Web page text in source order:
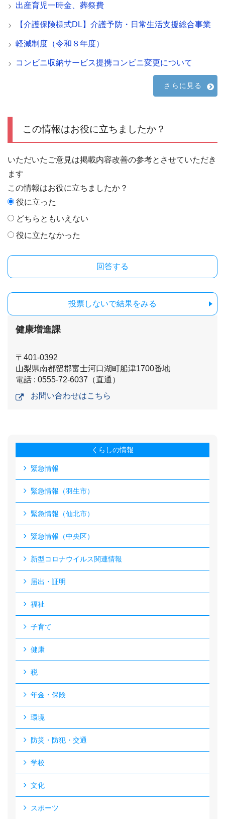
出産育児一時金、葬祭費
【介護保険様式DL】介護予防・日常生活支援総合事業
軽減制度（令和８年度）
コンビニ収納サービス提携コンビニ変更について
さらに見る
この情報はお役に立ちましたか？
いただいたご意見は掲載内容改善の参考とさせていただき
ます
この情報はお役に立ちましたか？
役に立った
どちらともいえない
役に立たなかった
投票しないで結果をみる
健康増進課
〒401-0392
山梨県南都留郡富士河口湖町船津1700番地
電話 : 0555-72-6037（直通）
お問い合わせはこちら
くらしの情報
緊急情報
緊急情報（羽生市）
緊急情報（仙北市）
緊急情報（中央区）
新型コロナウイルス関連情報
届出・証明
福祉
子育て
健康
税
年金・保険
環境
防災・防犯・交通
学校
文化
スポーツ